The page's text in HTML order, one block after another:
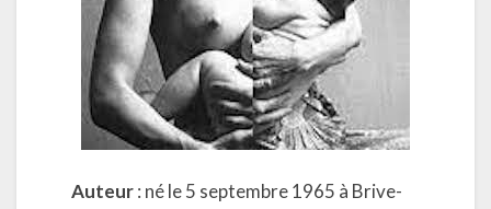
Auteur: né le 5 septembre 1965 à Brive-